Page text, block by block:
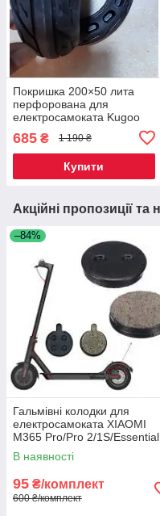
Покришка 200×50 лита
перфорована для
електросамоката Kugoo
685 ₴ 1 190 ₴
Купити
Акційні пропозиції та
–84%
Гальмівні колодки для
електросамоката XIAOMI
M365 Pro/Pro 2/1S/Essential
В наявності
95 ₴/комплект
600 ₴/комплект